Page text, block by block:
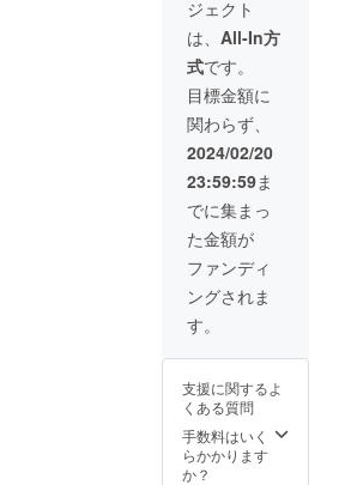
業時間
帯 毎
週水・
木・金
曜日
11〜15
時
所在地
〒622-
0066 京
都府南
丹市園
部町南
八田中
山17 あ
かまつ
の丘西
本梅
（旧西
本梅小
学校
内）３
階 ・営
週水・
曜日
11〜15
時 ・有
効期限
会社
ジェクト
は、 All-In方
式です。
目標金額に
関わらず、
2024/02/20
23:59:59ま
でに集まっ
た金額が
ファンディ
ングされま
す。
支援に関するよ
くある質問
手数料はいく
らかかります
か？